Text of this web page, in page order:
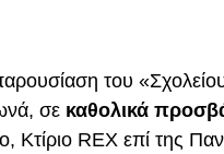
του
σε καθολικά
Κτίριο REX επί της